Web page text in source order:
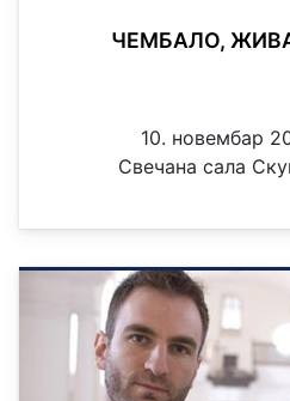
ЧЕМБАЛО,
10. новембар
Свечана сала